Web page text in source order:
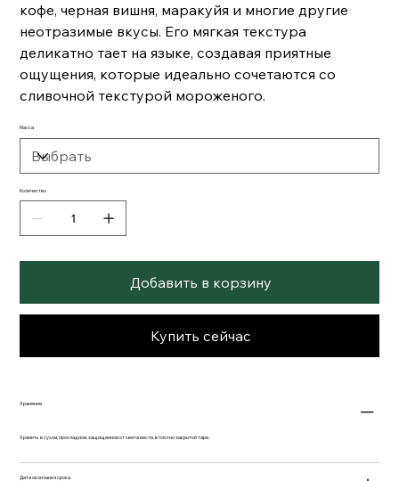
кофе, черная вишня, маракуйя и многие другие
неотразимые вкусы. Его мягкая текстура
деликатно тает на языке, создавая приятные
ощущения, которые идеально сочетаются со
сливочной текстурой мороженого.
Масса
Количество
Добавить в корзину
Купить сейчас
Хранение
Хранить в сухом, прохладном, защищенном от света месте, в плотно закрытой таре.
Дата окончания срока.